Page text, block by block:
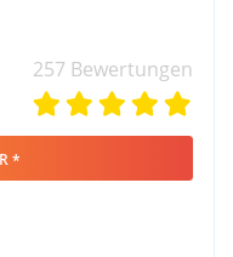
257 Bewertungen
*